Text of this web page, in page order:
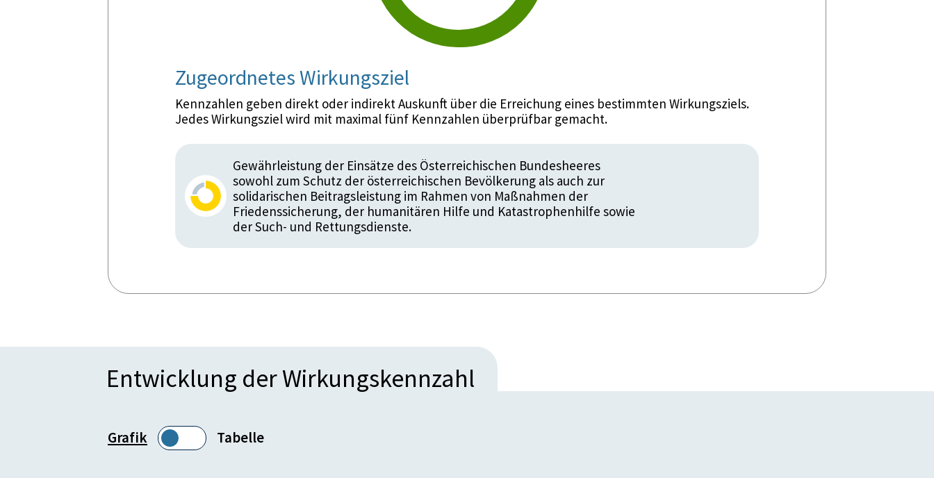
Zugeordnetes Wirkungsziel
Kennzahlen geben direkt oder indirekt Auskunft über die Erreichung eines bestimmten Wirkungsziels.
Jedes Wirkungsziel wird mit maximal fünf Kennzahlen überprüfbar gemacht.
Gewährleistung der Einsätze des Österreichischen Bundesheeres
sowohl zum Schutz der österreichischen Bevölkerung als auch zur
solidarischen Beitragsleistung im Rahmen von Maßnahmen der
Friedenssicherung, der humanitären Hilfe und Katastrophenhilfe sowie
der Such- und Rettungsdienste.
Entwicklung der Wirkungskennzahl
Grafik Tabelle